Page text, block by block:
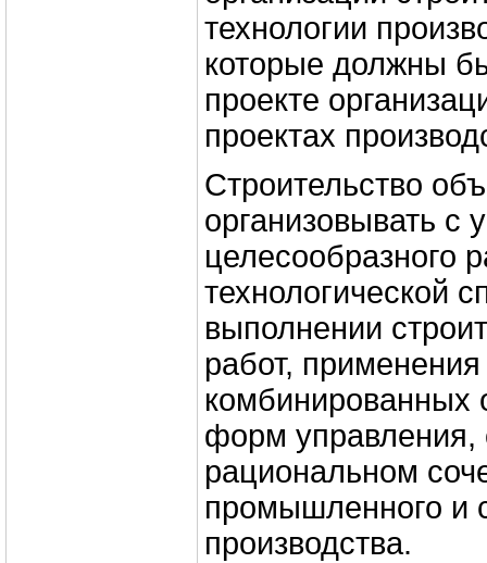
технологии
которые должны
проекте
проектах
Строительство
организовывать с
целесообразного
технологической
выполнении
работ, применения
комбинированных
форм управления,
рациональном
промышленного и
производства.